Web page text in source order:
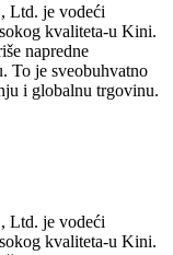
Ltd. je vodeći
kvaliteta-u Kini.
napredne
To je sveobuhvatno
i globalnu trgovinu.
Ltd. je vodeći
kvaliteta-u Kini.